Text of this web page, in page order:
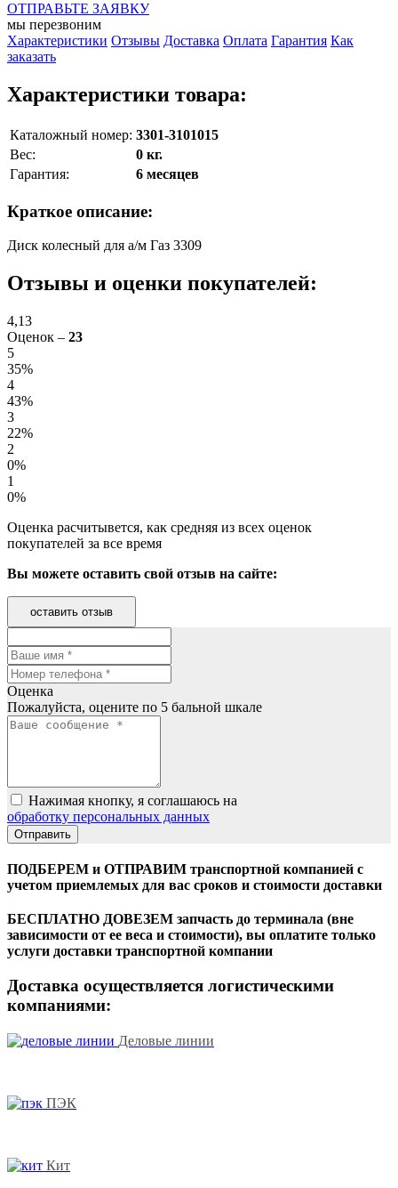
ОТПРАВЬТЕ ЗАЯВКУ
мы перезвоним
Характеристики Отзывы Доставка Оплата Гарантия Как
заказать
Характеристики товара:
Каталожный номер: 3301-3101015
Вес:
0 кг.
Гарантия:
6 месяцев
Краткое описание:
Диск колесный для а/м Газ 3309
Отзывы и оценки покупателей:
4,13
Оценок – 23
5
35%
4
43%
3
22%
2
0%
1
0%
Оценка расчитывется, как средняя из всех оценок
покупателей за все время
Вы можете оставить свой отзыв на сайте:
оставить отзыв
Оценка
Пожалуйста, оцените по 5 бальной шкале
Нажимая кнопку, я соглашаюсь на
обработку персональных данных
ПОДБЕРЕМ и ОТПРАВИМ транспортной компанией с
учетом приемлемых для вас сроков и стоимости доставки
БЕСПЛАТНО ДОВЕЗЕМ запчасть до терминала (вне
зависимости от ее веса и стоимости), вы оплатите только
услуги доставки транспортной компании
Доставка осуществляется логистическими
компаниями:
Деловые линии
ПЭК
Кит